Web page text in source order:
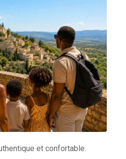
et confortable.